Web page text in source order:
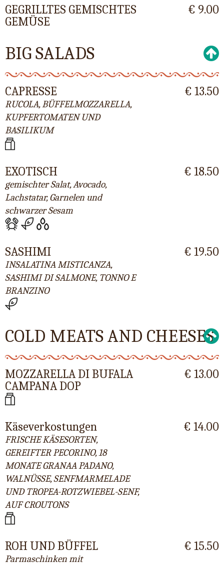
GEGRILLTES GEMISCHTES
GEMÜSE
€ 9.00
BIG SALADS
CAPRESSE
RUCOLA, BÜFFELMOZZARELLA,
KUPFERTOMATEN UND
BASILIKUM
€ 13.50
EXOTISCH
gemischter Salat, Avocado,
Lachstatar, Garnelen und
schwarzer Sesam
€ 18.50
SASHIMI
INSALATINA MISTICANZA,
SASHIMI DI SALMONE, TONNO E
BRANZINO
€ 19.50
COLD MEATS AND CHEESES
MOZZARELLA DI BUFALA
CAMPANA DOP
€ 13.00
Käseverkostungen
FRISCHE KÄSESORTEN,
GEREIFTER PECORINO, 18
MONATE GRANAA PADANO,
WALNÜSSE, SENFMARMELADE
UND TROPEA-ROTZWIEBEL-SENF,
AUF CROUTONS
€ 14.00
ROH UND BÜFFEL
Parmaschinken mit
€ 15.50